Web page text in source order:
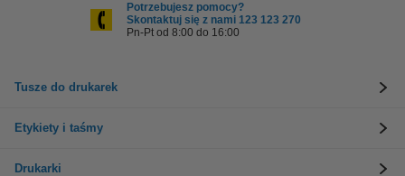
Potrzebujesz pomocy?
Skontaktuj się z nami 123 123 270
Pn-Pt od 8:00 do 16:00
Tusze do drukarek
Etykiety i taśmy
Drukarki